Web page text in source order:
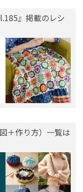
』掲載のレシ
＋作り方）一覧は